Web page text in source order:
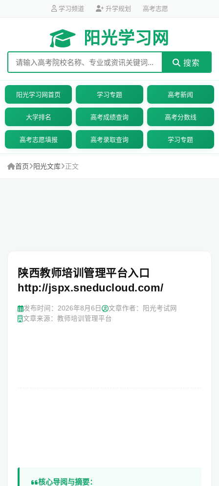
学习频道 升学规划 高考志愿
阳光学习网
搜索
阳光学习网首页 学习专题 高考新闻
大学排名 高考成绩查询 高考分数线
高考志愿填报 高考录取查询 学习专题
首页 阳光文库 正文
陕西教师培训管理平台入口
http://jspx.sneducloud.com/
发布时间： 2026年8月6日
文章作者：阳光考试网
文章来源：教师培训管理平台
核心导阅与摘要：